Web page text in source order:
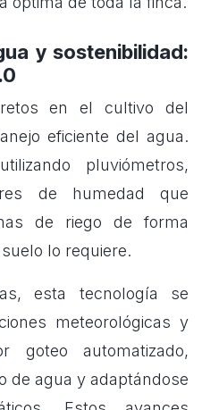
y sostenibilidad:
en el cultivo del
eficiente del agua.
pluviómetros,
de humedad que
de riego de forma
lo requiere.
esta tecnología se
meteorológicas y
goteo automatizado,
de agua y adaptándose